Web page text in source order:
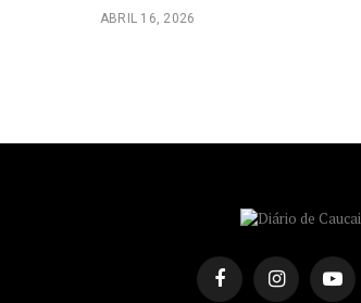
ABRIL 16, 2026
FacebookInstagram